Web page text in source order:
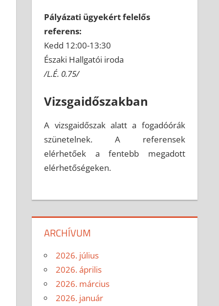
Pályázati ügyekért felelős
referens:
Kedd 12:00-13:30
Északi Hallgatói iroda
/L.É. 0.75/
Vizsgaidőszakban
A vizsgaidőszak alatt a fogadóórák
szünetelnek. A referensek
elérhetőek a fentebb megadott
elérhetőségeken.
ARCHÍVUM
2026. július
2026. április
2026. március
2026. január